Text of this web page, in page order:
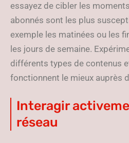
essayez de cibler les
abonnés sont les plus
exemple les matinées ou les
les jours de semaine.
différents types de contenus
fonctionnent le mieux auprès
Interagir
réseau